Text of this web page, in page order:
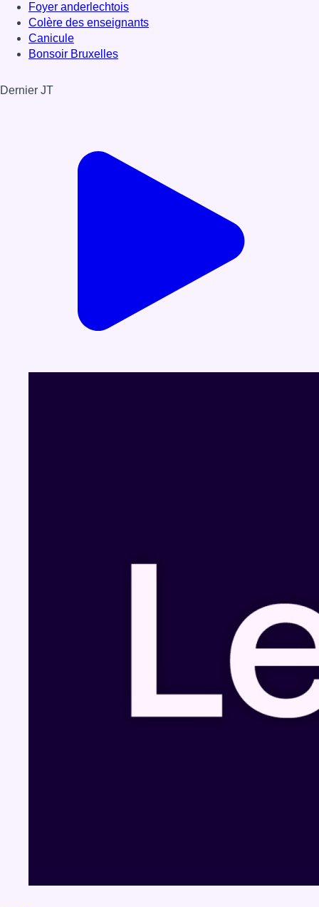
Foyer anderlechtois
Colère des enseignants
Canicule
Bonsoir Bruxelles
Dernier JT